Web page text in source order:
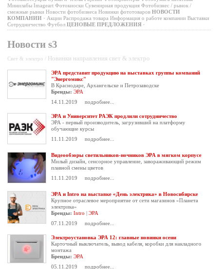
Минилабы Imageart Фотокиоски Сувенирная продукция Фотобизнес / рынок /
смежные рынки Новости фотобизнеса Новинки фототоваров НОВОСТИ
КОМПАНИИ · Акции Распродажа товара Информация о работе компании Выставки
Сотрудничество Футбол ЦЕНОВЫЕ ПРЕДЛОЖЕНИЯ ·
Новости s3
Свет & электро / Новинки направления свет & электро
ЭРА представит продукцию на выставках группы компаний
"Энергомикс"
В Краснодаре, Архангельске и Петрозаводске
Бренды: ЭРА
14.11.2019
подробнее...
ЭРА и Университет РАЭК продлили сотрудничество
ЭРА - первый производитель, загрузивший на платформу
обучающие курсы
11.11.2019
подробнее...
Видеообзоры светильников-ночников ЭРА в мягком корпусе
Милый дизайн, сенсорное управление, завораживающий режим
плавной смены цветов
11.11.2019
подробнее...
ЭРА и Intro на выставке «День электрика» в Новосибирске
Крупное отраслевое мероприятие от сети магазинов «Планета
электрика»
Бренды: Intro | ЭРА
07.11.2019
подробнее...
Электроустановка ЭРА 12: главные новинки осени
Карточный выключатель, вывод кабеля, коробки для накладного
монтажа
Бренды: ЭРА
05.11.2019
подробнее...